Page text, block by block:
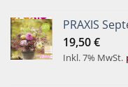
PRAXIS
19,50€
Inkl. 7% MwSt.